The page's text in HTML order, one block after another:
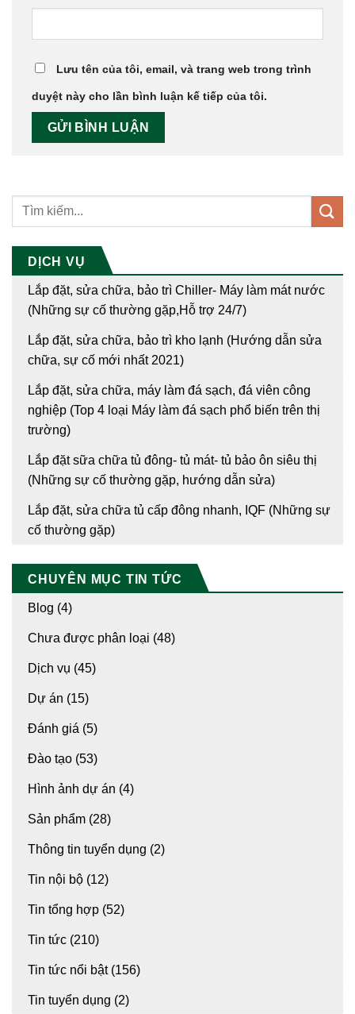
DỊCH VỤ
Lắp đặt, sửa chữa, bảo trì Chiller- Máy làm mát nước
(Những sự cố thường gặp,Hỗ trợ 24/7)
Lắp đặt, sửa chữa, bảo trì kho lạnh (Hướng dẫn sửa
chữa, sự cố mới nhất 2021)
Lắp đặt, sửa chữa, máy làm đá sạch, đá viên công
nghiệp (Top 4 loại Máy làm đá sạch phổ biến trên thị
trường)
Lắp đặt sữa chữa tủ đông- tủ mát- tủ bảo ôn siêu thị
(Những sự cố thường gặp, hướng dẫn sửa)
Lắp đặt, sửa chữa tủ cấp đông nhanh, IQF (Những sự
cố thường gặp)
CHUYÊN MỤC TIN TỨC
Blog (4)
Chưa được phân loại (48)
Dịch vụ (45)
Dự án (15)
Đánh giá (5)
Đào tạo (53)
Hình ảnh dự án (4)
Sản phẩm (28)
Thông tin tuyển dụng (2)
Tin nội bộ (12)
Tin tổng hợp (52)
Tin tức (210)
Tin tức nổi bật(156)
Tin tuyển dụng (2)
Lưu tên của tôi, email, và trang web trong trình
duyệt này cho lần bình luận kế tiếp của tôi.